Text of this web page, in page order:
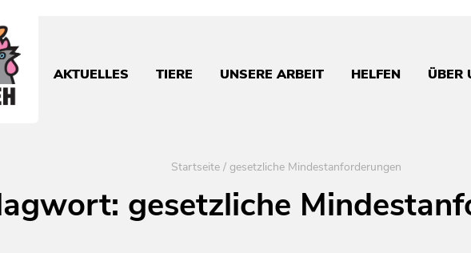
leben.AKTUELLES TIERE UNSERE ARBEIT HELFEN ÜBER
Startseite / gesetzliche Mindestanforderungen
gesetzliche